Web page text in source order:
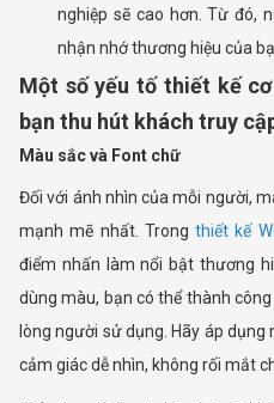
nghiệp sẽ cao hơn. Từ đó,
nhận nhớ thương hiệu của
Một số yếu tố thiết kế
bạn thu hút khách truy
Màu sắc và Font chữ
Đối với ánh nhìn của mỗi người,
mạnh mẽ nhất. Trongthiết kế
điểm nhấn làm nổi bật thương
dùng màu, bạn có thể thành
lòng người sử dụng. Hãy áp
cảm giác dễ nhìn, không rối mắt